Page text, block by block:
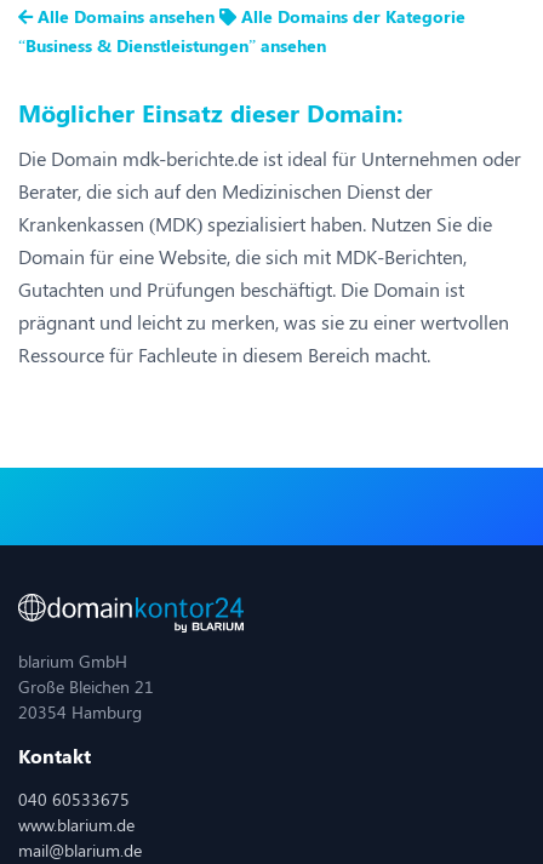
Alle Domains ansehen
Alle Domains der Kategorie
“Business & Dienstleistungen” ansehen
Möglicher Einsatz dieser Domain:
Die Domain mdk-berichte.de ist ideal für Unternehmen oder
Berater, die sich auf den Medizinischen Dienst der
Krankenkassen (MDK) spezialisiert haben. Nutzen Sie die
Domain für eine Website, die sich mit MDK-Berichten,
Gutachten und Prüfungen beschäftigt. Die Domain ist
prägnant und leicht zu merken, was sie zu einer wertvollen
Ressource für Fachleute in diesem Bereich macht.
blarium GmbH
Große Bleichen 21
20354 Hamburg
Kontakt
040 60533675
www.blarium.de
mail@blarium.de